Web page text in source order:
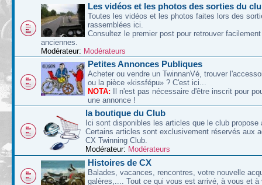
Les vidéos et les photos des sorties du
Toutes les vidéos et les photos faites lors des
rassemblées ici.
Consultez le premier post pour retrouver
anciennes.
Modérateur: Modérateurs
Petites Annonces Publiques
Acheter ou vendre un TwinnanVé, trouver
ou la pièce «kissfépu» ? C'est ici...
NOTA: Il n'est pas nécessaire d'être inscrit pour
une annonce !
la boutique du Club
Ici sont disponibles les articles que le club propose
Certains articles sont exclusivement réservés aux
CX Twinning Club.
Modérateur: Modérateurs
Histoires de CX
Balades, vacances, rencontres, votre nouvelle
galères,.... Tout ce qui vous est arrivé, à vous et à